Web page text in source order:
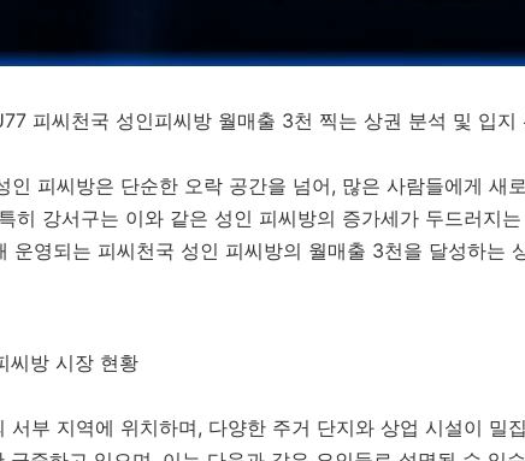
피씨천국 성인피씨방 월매출 3천 찍는 상권 분석 및 입지
인 피씨방은 단순한 오락 공간을 넘어, 많은 사람들에게 새
히 강서구는 이와 같은 성인 피씨방의 증가세가 두드러지
운영되는 피씨천국 성인 피씨방의 월매출 3천을 달성하는
씨방 시장 현황
서부 지역에 위치하며, 다양한 주거 단지와 상업 시설이 밀